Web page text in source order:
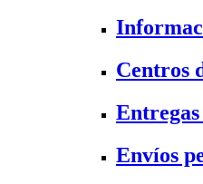
Centros
Envíos